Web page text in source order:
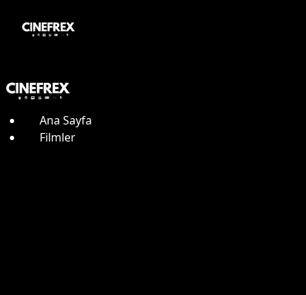
Ana Sayfa
Filmler